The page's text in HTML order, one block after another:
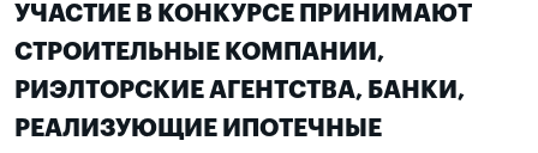
УЧАСТИЕ В КОНКУРСЕ ПРИНИМАЮТ
СТРОИТЕЛЬНЫЕ КОМПАНИИ,
РИЭЛТОРСКИЕ АГЕНТСТВА, БАНКИ,
РЕАЛИЗУЮЩИЕ ИПОТЕЧНЫЕ